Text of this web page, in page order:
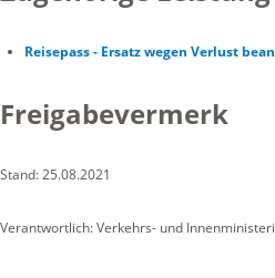
Reisepass - Ersatz wegen Verlust
Freigabevermerk
Stand: 25.08.2021
Verantwortlich: Verkehrs- und